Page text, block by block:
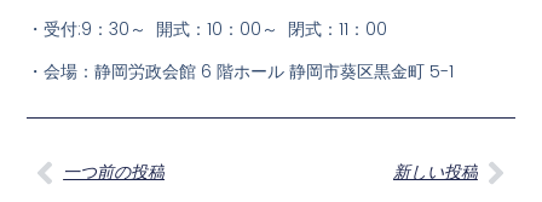
・受付:9：30～ 開式：10：00～ 閉式：11：00
・会場：静岡労政会館 6階ホール 静岡市葵区黒金町 5-1
一つ前の投稿 新しい投稿